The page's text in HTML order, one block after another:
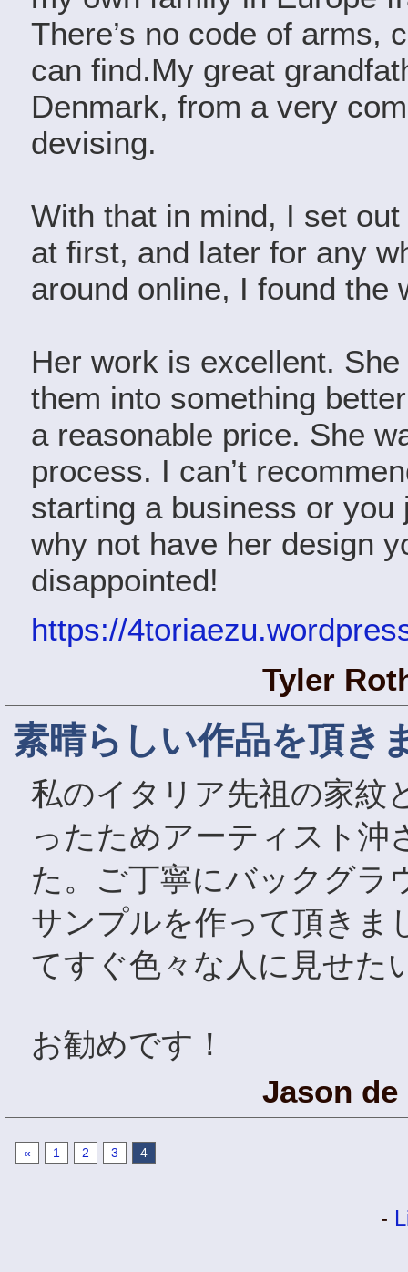
There’s no code of arms,
can find.My great
Denmark, from a very
devising.
With that in mind, I set
at first, and later for any
around online, I found the
Her work is excellent.
them into something
a reasonable price. She
process. I can’t
starting a business or
why not have her design
disappointed!
https://
Tyler
素晴らしい作品を頂き
私のイタリア先祖の家紋
ったためアーティスト沖
た。ご丁寧にバックグラ
サンプルを作って頂きま
てすぐ色々な人に見せた
お勧めです！
Jason de
« 1 2 3 4
-